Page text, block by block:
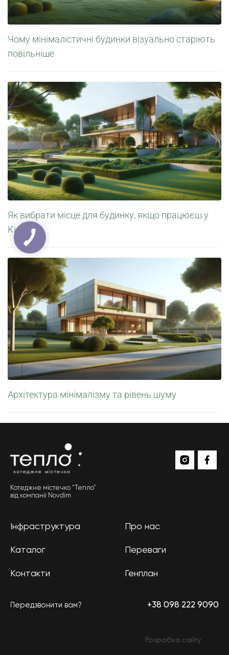
Чому мінімалістичні будинки візуально старіють
повільніше
Як вибрати місце для будинку, якщо працюєш у
Києві
Архітектура мінімалізму та рівень шуму
Котеджне містечко “Тепло”
від компанії Novdim
Інфраструктура
Каталог
Контакти
Про нас
Переваги
Генплан
+38 098 222 9090
Передзвонити вам?
Розробка сайту